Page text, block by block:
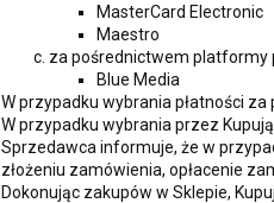
MasterCard Electronic
Maestro
za pośrednictwem platformy
Blue Media
W przypadku wybrania płatności
W przypadku wybrania przez
Sprzedawca informuje, że w
złożeniu zamówienia, opłacenie
Dokonując zakupów w Sklepie,